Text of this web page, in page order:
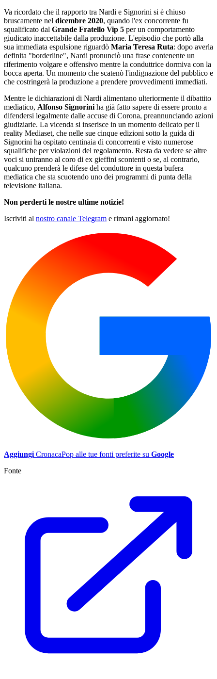
Va ricordato che il rapporto tra Nardi e Signorini si è chiuso
bruscamente nel dicembre 2020, quando l'ex concorrente fu
squalificato dal Grande Fratello Vip 5 per un comportamento
giudicato inaccettabile dalla produzione. L'episodio che portò alla
sua immediata espulsione riguardò Maria Teresa Ruta: dopo averla
definita "borderline", Nardi pronunciò una frase contenente un
riferimento volgare e offensivo mentre la conduttrice dormiva con la
bocca aperta. Un momento che scatenò l'indignazione del pubblico e
che costringerà la produzione a prendere provvedimenti immediati.
Mentre le dichiarazioni di Nardi alimentano ulteriormente il dibattito
mediatico, Alfonso Signorini ha già fatto sapere di essere pronto a
difendersi legalmente dalle accuse di Corona, preannunciando azioni
giudiziarie. La vicenda si inserisce in un momento delicato per il
reality Mediaset, che nelle sue cinque edizioni sotto la guida di
Signorini ha ospitato centinaia di concorrenti e visto numerose
squalifiche per violazioni del regolamento. Resta da vedere se altre
voci si uniranno al coro di ex gieffini scontenti o se, al contrario,
qualcuno prenderà le difese del conduttore in questa bufera
mediatica che sta scuotendo uno dei programmi di punta della
televisione italiana.
Non perderti le nostre ultime notizie!
Iscriviti al nostro canale Telegram e rimani aggiornato!
Aggiungi CronacaPop alle tue fonti preferite su Google
Fonte